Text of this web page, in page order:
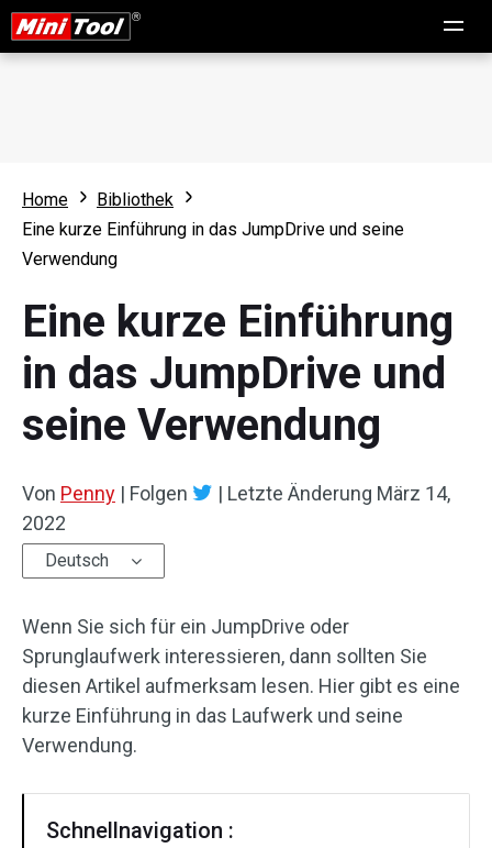
Home
Bibliothek
Eine kurze Einführung in das JumpDrive und seine
Verwendung
Eine kurze Einführung
in das JumpDrive und
seine Verwendung
Von Penny | Folgen | Letzte Änderung März 14,
2022
Deutsch
Wenn Sie sich für ein JumpDrive oder
Sprunglaufwerk interessieren, dann sollten Sie
diesen Artikel aufmerksam lesen. Hier gibt es eine
kurze Einführung in das Laufwerk und seine
Verwendung.
Schnellnavigation :